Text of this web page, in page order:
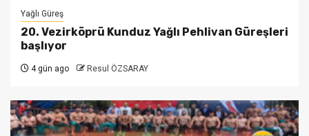
Yağlı Güreş
20. Vezirköprü Kunduz Yağlı Pehlivan Güreşleri
başlıyor
4 gün ago Resul ÖZSARAY